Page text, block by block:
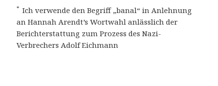
*Ich verwende den Begriff „banal“ in Anlehnung
an Hannah Arendt’s Wortwahl anlässlich der
Berichterstattung zum Prozess des Nazi-
Verbrechers Adolf Eichmann